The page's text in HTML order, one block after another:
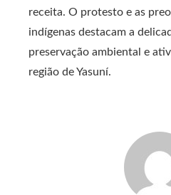
receita. O protesto e as
indígenas destacam a
preservação ambiental e
região de Yasuní.